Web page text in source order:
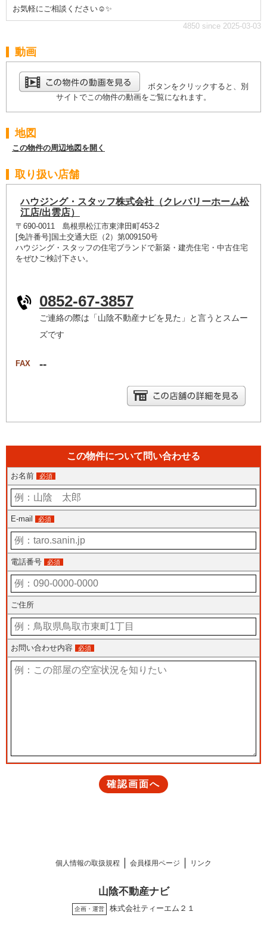
お気軽にご相談ください☺️✨
4850 since 2025-03-03
動画
ボタンをクリックすると、別
サイトでこの物件の動画をご覧になれます。
地図
この物件の周辺地図を開く
取り扱い店舗
ハウジング・スタッフ株式会社（クレバリーホーム松
江店/出雲店）
〒690-0011 島根県松江市東津田町453-2
[免許番号]国土交通大臣（2）第009150号
ハウジング・スタッフの住宅ブランドで新築・建売住宅・中古住宅
をぜひご検討下さい。
0852-67-3857
ご連絡の際は「山陰不動産ナビを見た」と言うとスムー
ズです
FAX --
個人情報の取扱規程 会員様用ページ リンク
山陰不動産ナビ
企画・運営 株式会社ティーエム２１